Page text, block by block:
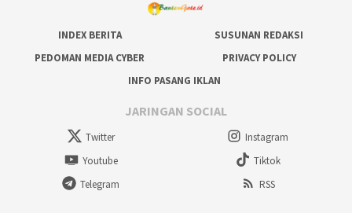
INDEX BERITA
SUSUNAN REDAKSI
PEDOMAN MEDIA CYBER
PRIVACY POLICY
INFO PASANG IKLAN
JARINGAN SOCIAL
Twitter
Instagram
Youtube
Tiktok
Telegram
RSS